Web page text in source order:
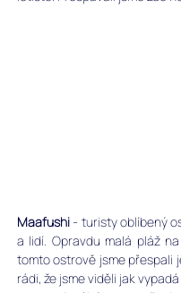
Maafushi - turisty oblíbený
a lidí. Opravdu malá pláž
tomto ostrově jsme přespali
rádi, že jsme viděli jak